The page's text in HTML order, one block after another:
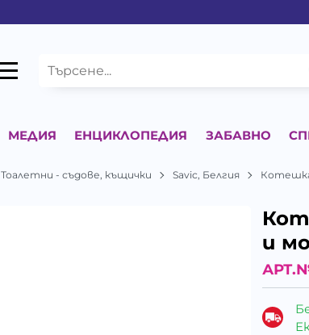
МЕДИЯ ЕНЦИКЛОПЕДИЯ ЗАБАВНО
Тоалетни - съдове, къщички Savic, Белгия Котешка
и